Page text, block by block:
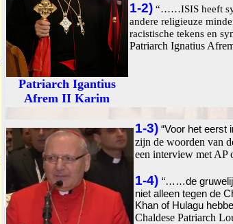
Patriarch Igantius
Afrem II Karim
1-2)“……ISIS heeft
andere religieuze
racistische tekens en
Patriarch Ignatius
1-3)“Voor het eerst
zijn de woorden van
een interview met AP
1-4) “……de
niet alleen tegen de
Khan of Hulagu
Chaldese Patriarch